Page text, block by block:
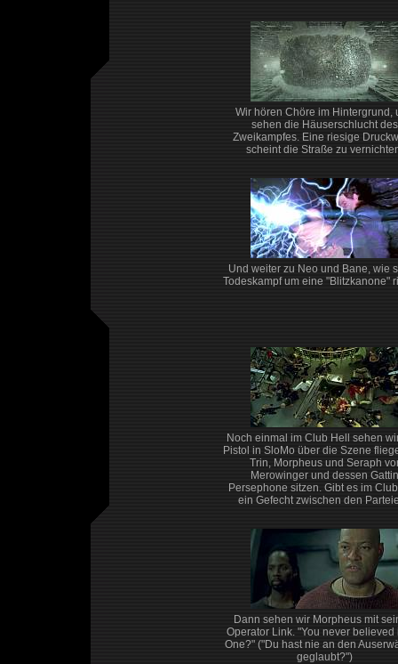
Wir hören Chöre im Hintergrund,
sehen die Häuserschlucht des
Zweikampfes. Eine riesige
scheint die Straße zu
Und weiter zu Neo und Bane, wie
Todeskampf um eine "Blitzkanone"
Noch einmal im Club Hell sehen
Pistol in SloMo über die Szene
Trin, Morpheus und Seraph
Merowinger und dessen Gattin
Persephone sitzen. Gibt es im
ein Gefecht zwischen den
Dann sehen wir Morpheus mit
Operator Link. "You never believed
One?" ("Du hast nie an den
geglaubt?")